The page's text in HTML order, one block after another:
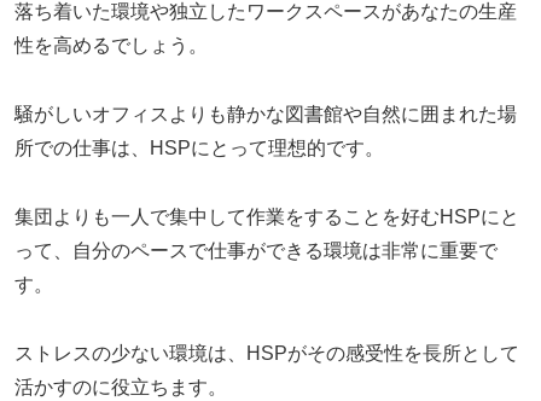
落ち着いた環境や独立したワークスペースがあなたの生産
性を高めるでしょう。
騒がしいオフィスよりも静かな図書館や自然に囲まれた場
所での仕事は、HSPにとって理想的です。
集団よりも一人で集中して作業をすることを好むHSPにと
って、自分のペースで仕事ができる環境は非常に重要で
す。
ストレスの少ない環境は、HSPがその感受性を長所として
活かすのに役立ちます。